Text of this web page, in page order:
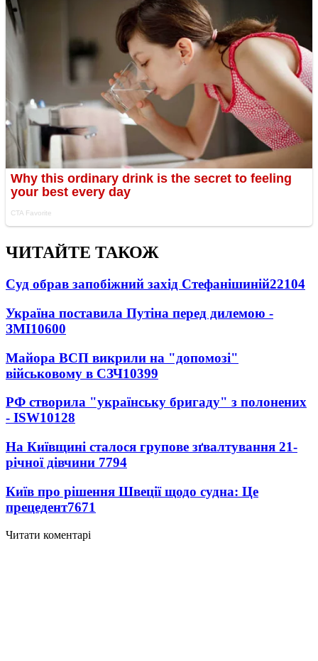
ЧИТАЙТЕ ТАКОЖ
Суд обрав запобіжний захід Стефанішиній22104
Україна поставила Путіна перед дилемою -
ЗМІ10600
Майора ВСП викрили на "допомозі"
військовому в СЗЧ10399
РФ створила "українську бригаду" з полонених
- ISW10128
На Київщині сталося групове зґвалтування 21-
річної дівчини 7794
Київ про рішення Швеції щодо судна: Це
прецедент7671
Читати коментарі